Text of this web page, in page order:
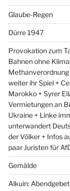
Glaube-Regen
Dürre 1947
Provokation zum
Bahnen ohne
weiter ihr Spiel +
Marokko + Syrer
Vermietungen an
Ukraine + Linke
unterwandert
der Völker + Infos
paar Juristen für
Gemälde
Alkuin: Abendgebet